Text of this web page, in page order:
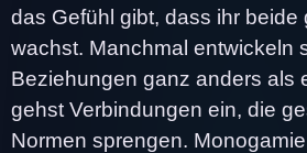
das Gefühl gibt, dass ihr beide
wachst. Manchmal entwickeln
Beziehungen ganz anders als
gehst Verbindungen ein, die
Normen sprengen.